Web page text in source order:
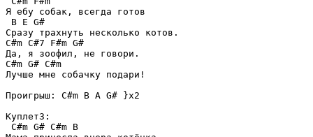
Я ебу собак, всегда готов
B E G#
Сразу трахнуть несколько котов.
C#m C#7 F#m G#
Да, я зоофил, не говори.
C#m G# C#m
Лучше мне собачку подари!
Проигрыш: C#m B A G# }x2
Куплет3:
C#m G# C#m B